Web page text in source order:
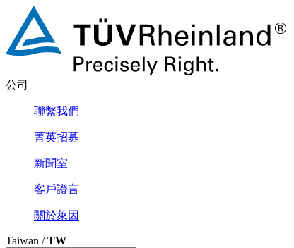
公司
聯繫我們
菁英招募
新聞室
客戶證言
關於萊因
Taiwan /TW